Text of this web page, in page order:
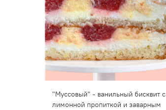
"Муссовый" - ванильный бисквит с
лимонной пропиткой и заварным